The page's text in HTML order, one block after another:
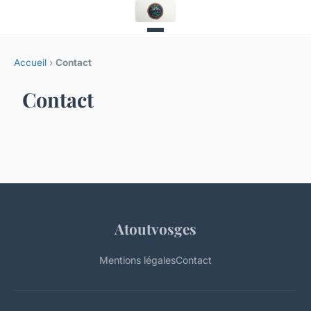
Accueil › Contact
Contact
Atoutvosges
Mentions légalesContact